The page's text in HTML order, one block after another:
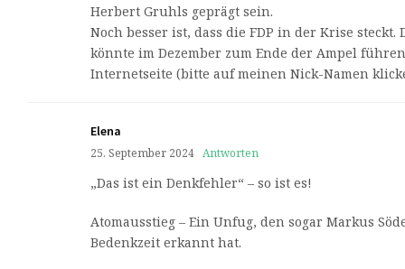
Herbert Gruhls geprägt sein.
Noch besser ist, dass die FDP in der Krise
könnte im Dezember zum Ende der Ampel
Internetseite (bitte auf meinen Nick-Namen
Elena
25. September 2024 Antworten
„Das ist ein Denkfehler“ – so ist es!
Atomausstieg – Ein Unfug, den sogar Markus
Bedenkzeit erkannt hat.